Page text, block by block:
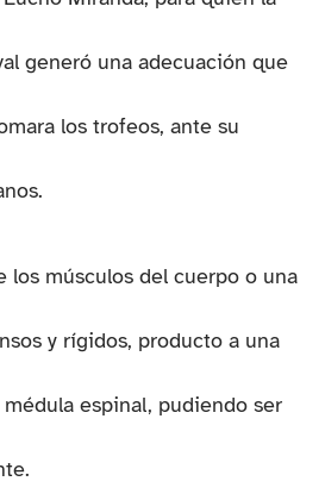
generó una adecuación que
los trofeos, ante su
los músculos del cuerpo o una
y rígidos, producto a una
espinal, pudiendo ser